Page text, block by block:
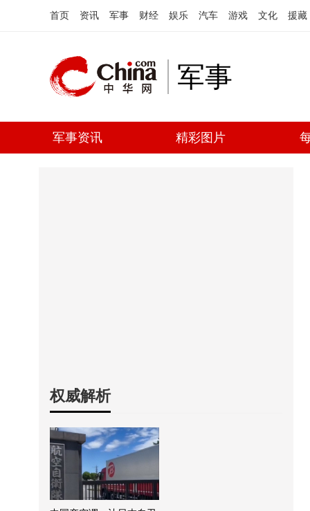
首页 资讯 军事 财经 娱乐 汽车 游戏 文化 援藏
军事
军事资讯 精彩图片
权威解析